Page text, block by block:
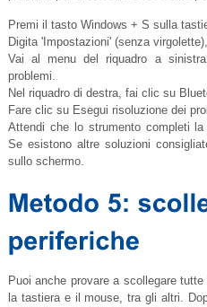
Premi il tasto Windows + S sulla
Digita 'Impostazioni' (senza
Vai al menu del riquadro a
problemi.
Nel riquadro di destra, fai clic su
Fare clic su Esegui risoluzione dei
Attendi che lo strumento completi
Se esistono altre soluzioni
sullo schermo.
Puoi anche provare a scollegare
la tastiera e il mouse, tra gli altri.